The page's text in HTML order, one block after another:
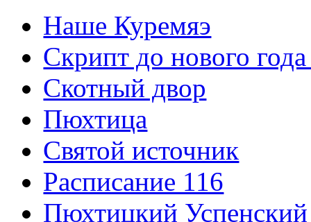
Наше Куремяэ
Скрипт до нового года
Cкотный двор
Пюхтица
Святой источник
Расписание 116
Пюхтицкий